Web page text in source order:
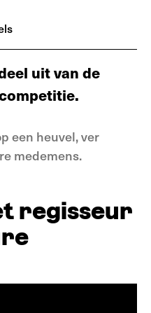
uit van de
een heuvel, ver
medemens.
regisseur